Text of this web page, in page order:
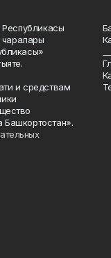
Республикасы
чаралары
и средствам
Башкортостан».